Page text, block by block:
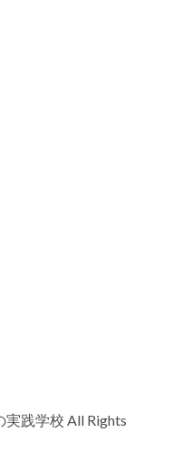
践学校 All Rights